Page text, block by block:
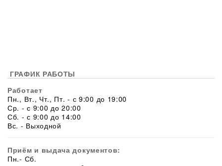
ГРАФИК РАБОТЫ
Работает
Пн., Вт., Чт., Пт. - с 9:00 до 19:00
Ср. - с 9:00 до 20:00
Сб. - с 9:00 до 14:00
Вс. - Выходной
Приём и выдача документов:
Пн.- Сб.